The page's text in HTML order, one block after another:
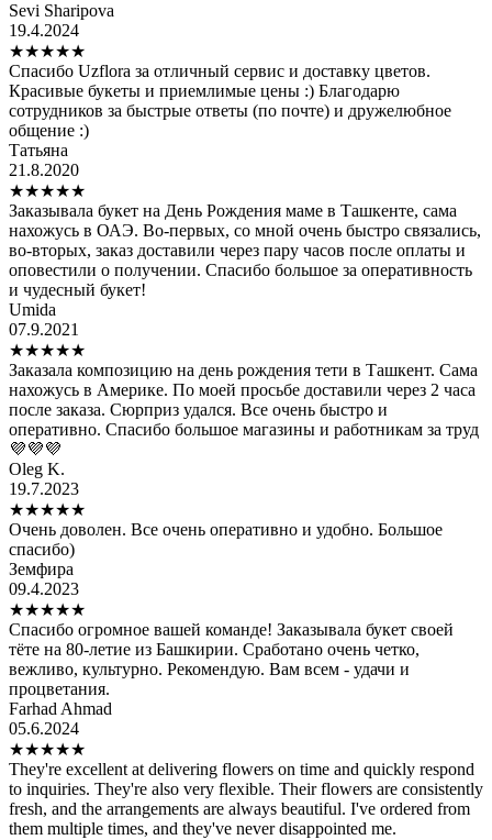
Sevi Sharipova
19.4.2024
★★★★★
Спасибо Uzflora за отличный сервис и доставку цветов.
Красивые букеты и приемлимые цены :) Благодарю
сотрудников за быстрые ответы (по почте) и дружелюбное
общение :)
Татьяна
21.8.2020
★★★★★
Заказывала букет на День Рождения маме в Ташкенте, сама
нахожусь в ОАЭ. Во-первых, со мной очень быстро связались,
во-вторых, заказ доставили через пару часов после оплаты и
оповестили о получении. Спасибо большое за оперативность
и чудесный букет!
Umida
07.9.2021
★★★★★
Заказала композицию на день рождения тети в Ташкент. Сама
нахожусь в Америке. По моей просьбе доставили через 2 часа
после заказа. Сюрприз удался. Все очень быстро и
оперативно. Спасибо большое магазины и работникам за труд
💜💜💜
Oleg K.
19.7.2023
★★★★★
Очень доволен. Все очень оперативно и удобно. Большое
спасибо)
Земфира
09.4.2023
★★★★★
Спасибо огромное вашей команде! Заказывала букет своей
тёте на 80-летие из Башкирии. Сработано очень четко,
вежливо, культурно. Рекомендую. Вам всем - удачи и
процветания.
Farhad Ahmad
05.6.2024
★★★★★
They're excellent at delivering flowers on time and quickly respond
to inquiries. They're also very flexible. Their flowers are consistently
fresh, and the arrangements are always beautiful. I've ordered from
them multiple times, and they've never disappointed me.